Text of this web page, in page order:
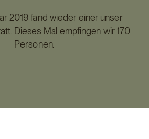
2019 fand wieder einer unser
Dieses Mal empfingen wir 170
Personen.